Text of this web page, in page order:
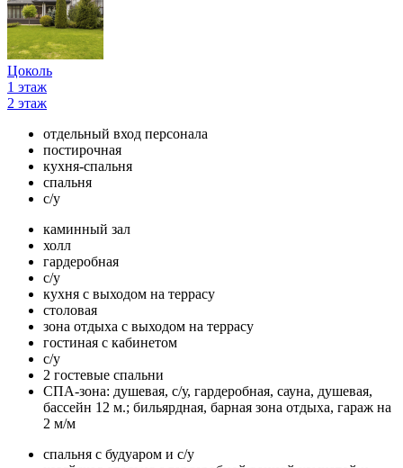
Цоколь
1 этаж
2 этаж
отдельный вход персонала
постирочная
кухня-спальня
спальня
с/у
каминный зал
холл
гардеробная
с/у
кухня с выходом на террасу
столовая
зона отдыха с выходом на террасу
гостиная с кабинетом
с/у
2 гостевые спальни
СПА-зона: душевая, с/у, гардеробная, сауна, душевая,
бассейн 12 м.; бильярдная, барная зона отдыха, гараж на
2 м/м
спальня с будуаром и с/у